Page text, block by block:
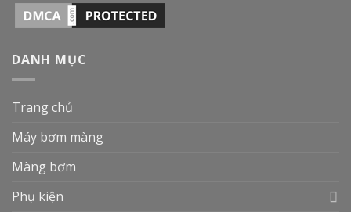
DANH MỤC
Trang chủ
Máy bơm màng
Màng bơm
Phụ kiện